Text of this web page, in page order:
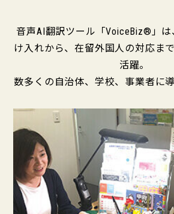
音声AI翻訳ツール「VoiceBiz®」
け入れから、在留外国人の対応ま
活躍。
数多くの自治体、学校、事業者に